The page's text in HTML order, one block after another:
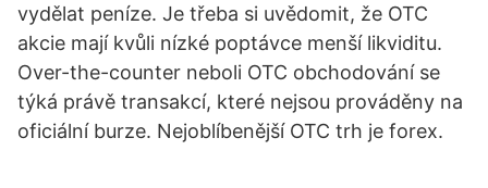
vydělat peníze. Je třeba si uvědomit, že OTC
akcie mají kvůli nízké poptávce menší likviditu.
Over-the-counter neboli OTC obchodování se
týká právě transakcí, které nejsou prováděny na
oficiální burze. Nejoblíbenější OTC trh je forex.